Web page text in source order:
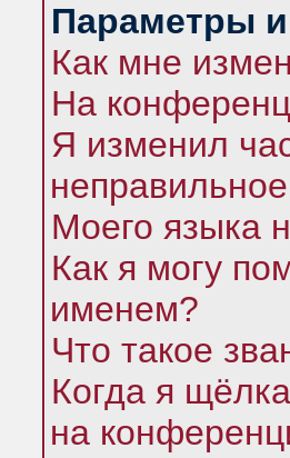
Параметры и
Как мне
На
Я изменил
Моего языка
Как я могу
именем?
Что такое
Когда я
на